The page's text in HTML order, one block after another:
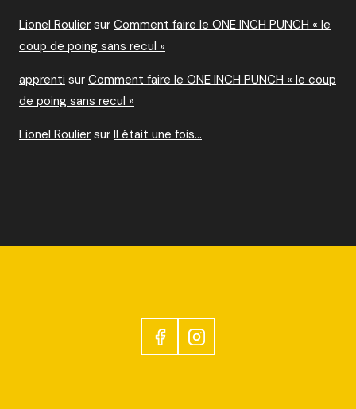
Lionel Roulier sur Comment faire le ONE INCH PUNCH « le
coup de poing sans recul »
apprenti sur Comment faire le ONE INCH PUNCH « le coup
de poing sans recul »
Lionel Roulier sur Il était une fois…